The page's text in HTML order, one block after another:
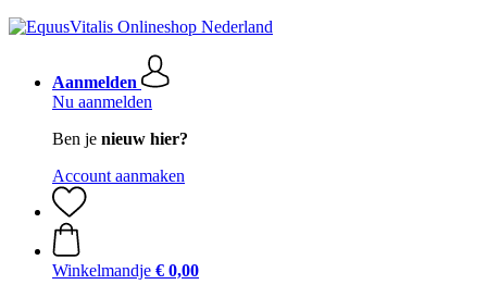
Aanmelden
Nu aanmelden
Ben je nieuw hier?
Account aanmaken
Winkelmandje € 0,00